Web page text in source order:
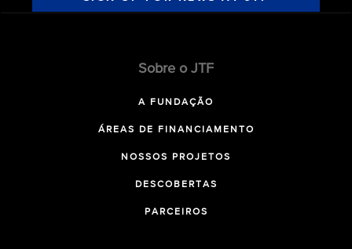
Sobre o JTF
A FUNDAÇÃO
ÁREAS DE FINANCIAMENTO
NOSSOS PROJETOS
DESCOBERTAS
PARCEIROS